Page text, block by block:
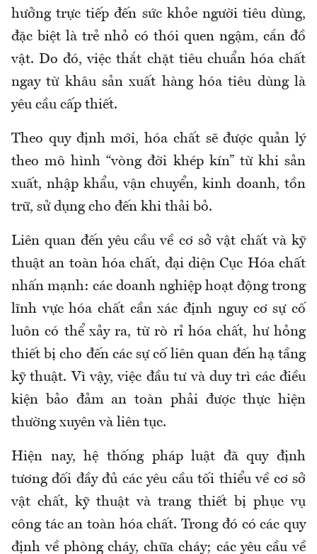
hưởng trực tiếp đến sức khỏe người tiêu dùng,
đặc biệt là trẻ nhỏ có thói quen ngậm, cắn đồ
vật. Do đó, việc thắt chặt tiêu chuẩn hóa chất
ngay từ khâu sản xuất hàng hóa tiêu dùng là
yêu cầu cấp thiết.
Theo quy định mới, hóa chất sẽ được quản lý
theo mô hình “vòng đời khép kín” từ khi sản
xuất, nhập khẩu, vận chuyển, kinh doanh, tồn
trữ, sử dụng cho đến khi thải bỏ.
Liên quan đến yêu cầu về cơ sở vật chất và kỹ
thuật an toàn hóa chất, đại diện Cục Hóa chất
nhấn mạnh: các doanh nghiệp hoạt động trong
lĩnh vực hóa chất cần xác định nguy cơ sự cố
luôn có thể xảy ra, từ rò rỉ hóa chất, hư hỏng
thiết bị cho đến các sự cố liên quan đến hạ tầng
kỹ thuật. Vì vậy, việc đầu tư và duy trì các điều
kiện bảo đảm an toàn phải được thực hiện
thường xuyên và liên tục.
Hiện nay, hệ thống pháp luật đã quy định
tương đối đầy đủ các yêu cầu tối thiểu về cơ sở
vật chất, kỹ thuật và trang thiết bị phục vụ
công tác an toàn hóa chất. Trong đó có các quy
định về phòng cháy, chữa cháy; các yêu cầu về